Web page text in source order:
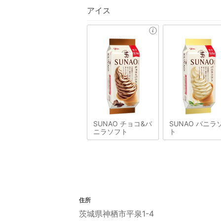
アイス
SUNAO チョコ&バ
ニラソフト
SUNAO バニラ
ト
住所
茨城県神栖市平泉1-4